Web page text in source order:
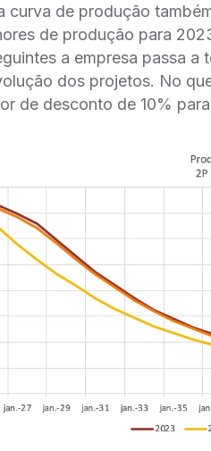
curva de produção
de produção para
a empresa passa
dos projetos. No
de desconto de 10%